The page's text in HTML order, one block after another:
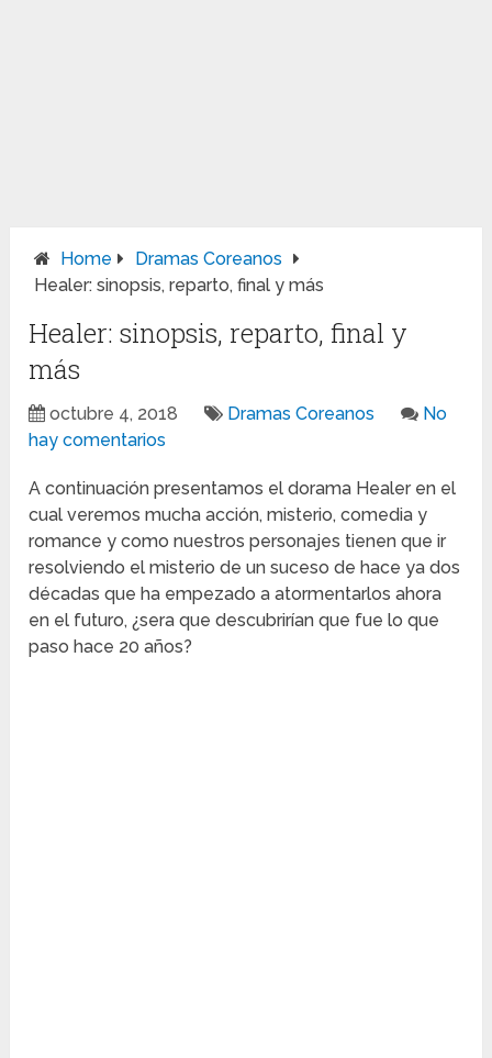
Home
Dramas Coreanos
Healer: sinopsis, reparto, final y más
Healer: sinopsis, reparto, final y
más
octubre 4, 2018 Dramas Coreanos
No
hay comentarios
A continuación presentamos el dorama Healer en el
cual veremos mucha acción, misterio, comedia y
romance y como nuestros personajes tienen que ir
resolviendo el misterio de un suceso de hace ya dos
décadas que ha empezado a atormentarlos ahora
en el futuro, ¿sera que descubrirían que fue lo que
paso hace 20 años?